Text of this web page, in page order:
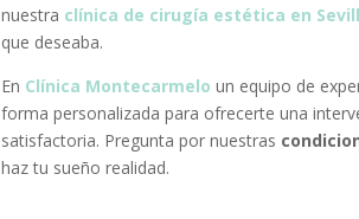
nuestra clínica de cirugía estética en
que deseaba.
En Clínica Montecarmelo un equipo de
forma personalizada para ofrecerte una
satisfactoria. Pregunta por nuestras
haz tu sueño realidad.